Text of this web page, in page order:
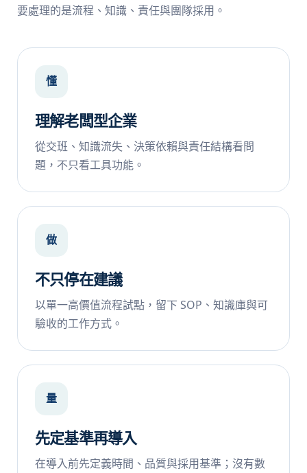
要處理的是流程、知識、責任與團隊採用。
懂
理解老闆型企業
從交班、知識流失、決策依賴與責任結構看問
題，不只看工具功能。
做
不只停在建議
以單一高價值流程試點，留下 SOP、知識庫與可
驗收的工作方式。
量
先定基準再導入
在導入前先定義時間、品質與採用基準；沒有數